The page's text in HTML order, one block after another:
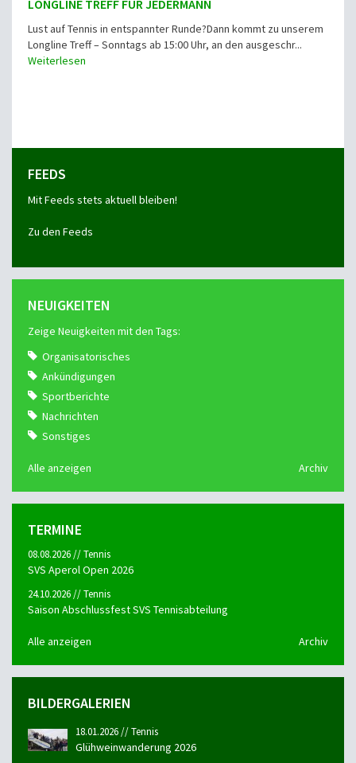
LONGLINE TREFF FÜR JEDERMANN
Lust auf Tennis in entspannter Runde?Dann kommt zu unserem
Longline Treff – Sonntags ab 15:00 Uhr, an den ausgeschr...
Weiterlesen
FEEDS
Mit Feeds stets aktuell bleiben!
Zu den Feeds
NEUIGKEITEN
Zeige Neuigkeiten mit den Tags:
Organisatorisches
Ankündigungen
Sportberichte
Nachrichten
Sonstiges
Alle anzeigen Archiv
TERMINE
08.08.2026 // Tennis
SVS Aperol Open 2026
24.10.2026 // Tennis
Saison Abschlussfest SVS Tennisabteilung
Alle anzeigen Archiv
BILDERGALERIEN
18.01.2026 // Tennis
Glühweinwanderung 2026